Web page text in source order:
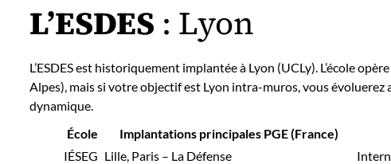
L’ESDES : Lyon
L’ESDES est historiquement implantée à Lyon (UCLy). L’école
Alpes), mais si votre objectif est Lyon intra-muros, vous
dynamique.
École
Implantations principales PGE (France)
IÉSEG Lille, Paris – La Défense